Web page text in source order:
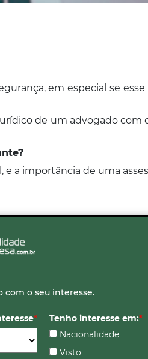
em especial se
de um advogado
a importância de uma
com o seu interesse.
* Tenho interesse em:*
Nacionalidade
Visto